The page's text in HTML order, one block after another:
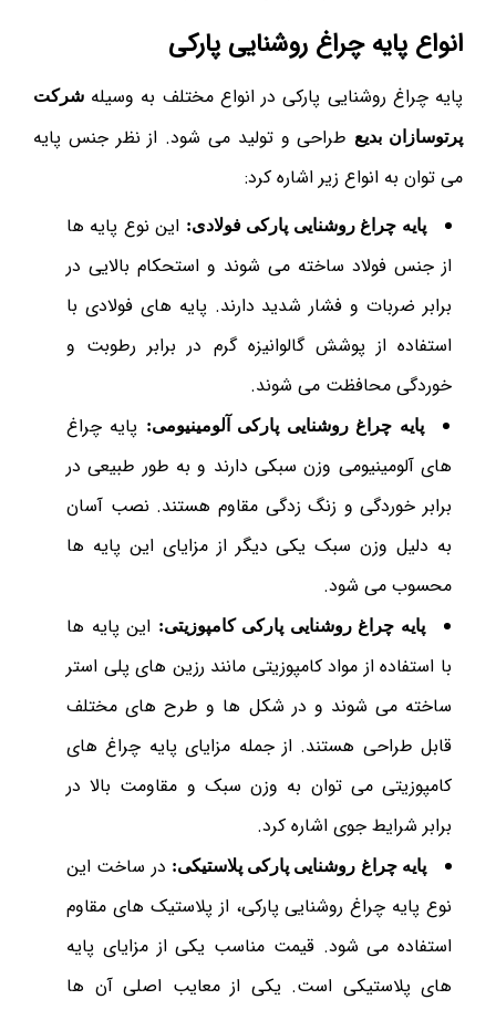
انواع پایه چراغ روشنایی پارکی
پایه چراغ روشنایی پارکی در انواع مختلف به وسیله شرکت
پرتوسازان بدیع طراحی و تولید می شود. از نظر جنس پایه
می توان به انواع زیر اشاره کرد:
پایه چراغ روشنایی پارکی فولادی: این نوع پایه ها
از جنس فولاد ساخته می شوند و استحکام بالایی در
برابر ضربات و فشار شدید دارند. پایه های فولادی با
استفاده از پوشش گالوانیزه گرم در برابر رطوبت و
خوردگی محافظت می شوند.
پایه چراغ روشنایی پارکی آلومینیومی: پایه چراغ
های آلومینیومی وزن سبکی دارند و به طور طبیعی در
برابر خوردگی و زنگ زدگی مقاوم هستند. نصب آسان
به دلیل وزن سبک یکی دیگر از مزایای این پایه ها
محسوب می شود.
پایه چراغ روشنایی پارکی کامپوزیتی: این پایه ها
با استفاده از مواد کامپوزیتی مانند رزین های پلی استر
ساخته می شوند و در شکل ها و طرح های مختلف
قابل طراحی هستند. از جمله مزایای پایه چراغ های
کامپوزیتی می توان به وزن سبک و مقاومت بالا در
برابر شرایط جوی اشاره کرد.
پایه چراغ روشنایی پارکی پلاستیکی: در ساخت این
نوع پایه چراغ روشنایی پارکی، از پلاستیک های مقاوم
استفاده می شود. قیمت مناسب یکی از مزایای پایه
های پلاستیکی است. یکی از معایب اصلی آن ها